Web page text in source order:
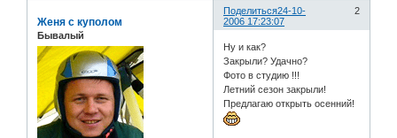
Поделиться 2
24-10-
2006 17:23:07
Женя с куполом
Бывалый
Ну и как?
Закрыли? Удачно?
Фото в студию !!!
Летний сезон закрыли!
Предлагаю открыть осенний!